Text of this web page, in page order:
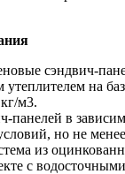
сэндвич-
на
м3.
панелей в
но не
из
с